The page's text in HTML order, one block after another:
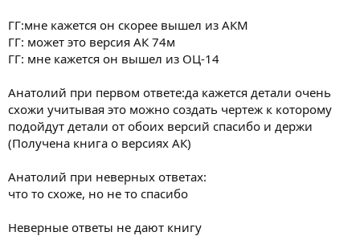
ГГ:мне кажется он скорее вышел из АКМ
ГГ: может это версия АК 74м
ГГ: мне кажется он вышел из ОЦ-14
Анатолий при первом ответе:да кажется детали очень
схожи учитывая это можно создать чертеж к которому
подойдут детали от обоих версий спасибо и держи
(Получена книга о версиях АК)
Анатолий при неверных ответах:
что то схоже, но не то спасибо
Неверные ответы не дают книгу